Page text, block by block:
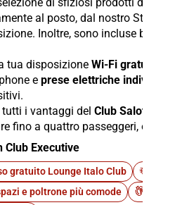
al posto, dal nostro Staff di
Inoltre, sono incluse
tua disposizione Wi-Fi gratuito
e prese elettriche individuali
tutti i vantaggi del Club Salotto
fino a quattro passeggeri,
Club Executive
gratuito Lounge Italo Club
e poltrone più comode